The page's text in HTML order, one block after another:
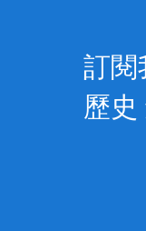
訂閱
歷史